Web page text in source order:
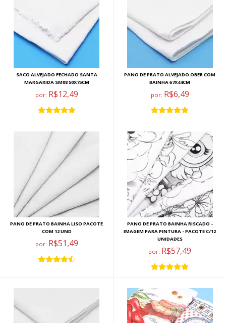
SACO ALVEJADO FECHADO SANTA
MARGARIDA SM08 50X75CM
por: R$12,49
PANO DE PRATO ALVEJADO OBER COM
BAINHA 67X44CM
por: R$6,49
PANO DE PRATO BAINHA LISO PACOTE
COM 12 UND
por: R$51,49
PANO DE PRATO BAINHA RISCADO -
IMAGEM PARA PINTURA - PACOTE C/12
UNIDADES
por: R$57,49